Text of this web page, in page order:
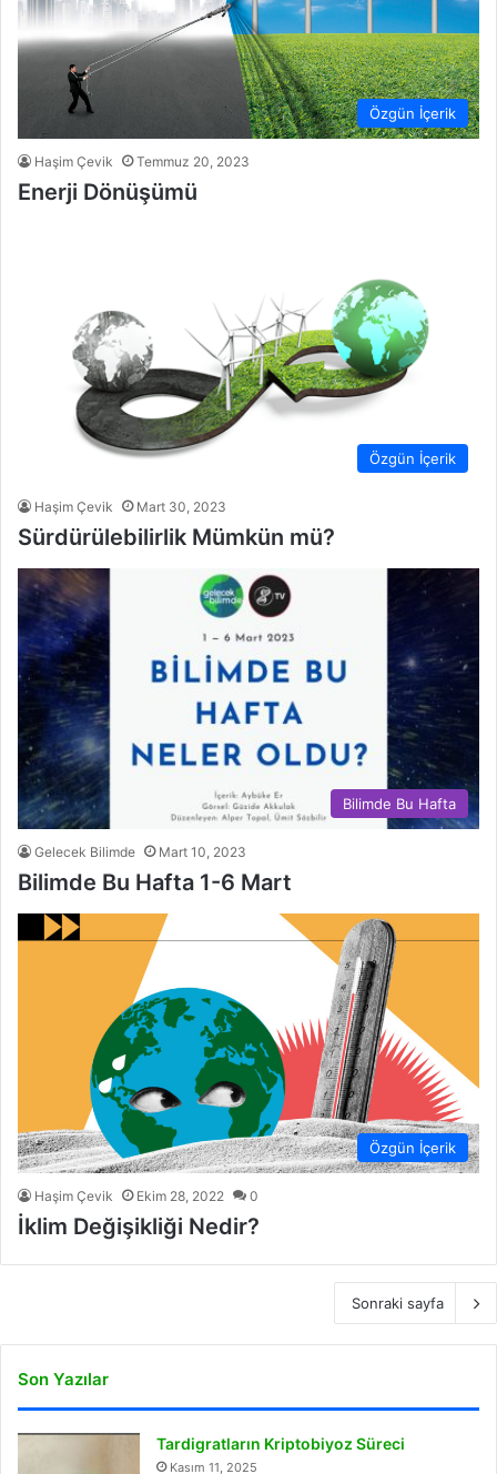
Özgün İçerik
Haşim Çevik Temmuz 20, 2023
Enerji Dönüşümü
Özgün İçerik
Haşim Çevik Mart 30, 2023
Sürdürülebilirlik Mümkün mü?
Bilimde Bu Hafta
Gelecek Bilimde Mart 10, 2023
Bilimde Bu Hafta 1-6 Mart
Özgün İçerik
Haşim Çevik Ekim 28, 2022 0
İklim Değişikliği Nedir?
Sonraki sayfa
Son Yazılar
Tardigratların Kriptobiyoz Süreci
Kasım 11, 2025